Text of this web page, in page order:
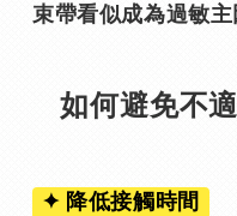
束帶看似成為過敏主
如何避免不
✦ 降低接觸時間